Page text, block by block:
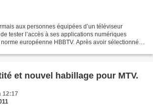
aux personnes équipées d’un téléviseur
tester l’accès à ses applications numériques
européenne HBBTV. Après avoir sélectionné la
et nouvel habillage pour MTV.
12:17